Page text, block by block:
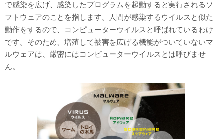
で感染を広げ、感染したプログラムを起動すると実行されるソ
フトウェアのことを指します。人間が感染するウイルスと似た
動作をするので、コンピューターウイルスと呼ばれているわけ
です。そのため、増殖して被害を広げる機能がついていないマ
ルウェアは、厳密にはコンピューターウイルスとは呼びませ
ん。